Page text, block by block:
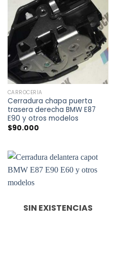
CARROCERÍA
Cerradura chapa puerta
trasera derecha BMW E87
E90 y otros modelos
$90.000
SIN EXISTENCIAS